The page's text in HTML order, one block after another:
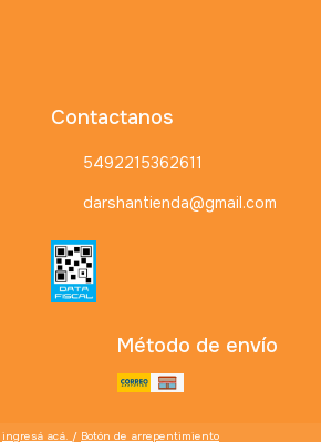
Contactanos
5492215362611
darshantienda@gmail.com
Método de envío
ingresá acá. / Botón de arrepentimiento